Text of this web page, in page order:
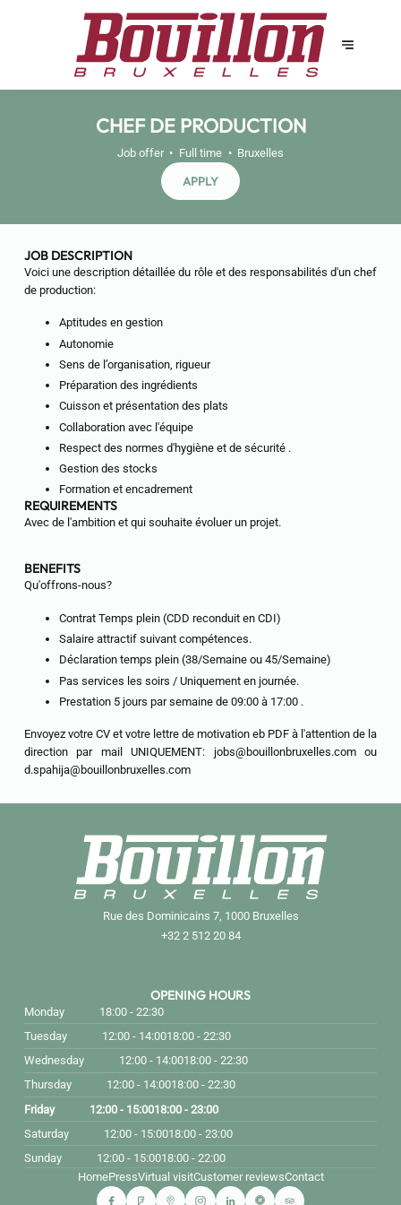
CHEF DE PRODUCTION
Job offer Full time Bruxelles
APPLY
JOB DESCRIPTION
Voici une description détaillée du rôle et des responsabilités d'un chef
de production:
Aptitudes en gestion
Autonomie
Sens de l’organisation, rigueur
Préparation des ingrédients
Cuisson et présentation des plats
Collaboration avec l'équipe
Respect des normes d'hygiène et de sécurité .
Gestion des stocks
Formation et encadrement
REQUIREMENTS
Avec de l'ambition et qui souhaite évoluer un projet.
BENEFITS
Qu'offrons-nous?
Contrat Temps plein (CDD reconduit en CDI)
Salaire attractif suivant compétences.
Déclaration temps plein (38/Semaine ou 45/Semaine)
Pas services les soirs / Uniquement en journée.
Prestation 5 jours par semaine de 09:00 à 17:00 .
Envoyez votre CV et votre lettre de motivation eb PDF à l'attention de la
direction par mail UNIQUEMENT: jobs@bouillonbruxelles.com ou
d.spahija@bouillonbruxelles.com
Rue des Dominicains 7, 1000 Bruxelles
+32 2 512 20 84
OPENING HOURS
Monday
18:00 - 22:30
Tuesday
12:00 - 14:0018:00 - 22:30
Wednesday
12:00 - 14:0018:00 - 22:30
Thursday
12:00 - 14:0018:00 - 22:30
Friday
12:00 - 15:0018:00 - 23:00
Saturday
12:00 - 15:0018:00 - 23:00
Sunday
12:00 - 15:0018:00 - 22:00
HomePressVirtual visitCustomer reviewsContact